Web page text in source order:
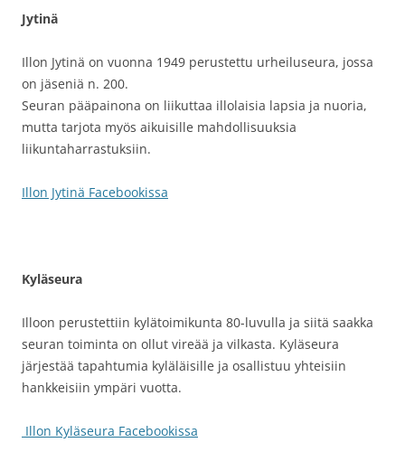
Jytinä
Illon Jytinä on vuonna 1949 perustettu urheiluseura, jossa
on jäseniä n. 200.
Seuran pääpainona on liikuttaa illolaisia lapsia ja nuoria,
mutta tarjota myös aikuisille mahdollisuuksia
liikuntaharrastuksiin.
Illon Jytinä Facebookissa
Kyläseura
Illoon perustettiin kylätoimikunta 80-luvulla ja siitä saakka
seuran toiminta on ollut vireää ja vilkasta. Kyläseura
järjestää tapahtumia kyläläisille ja osallistuu yhteisiin
hankkeisiin ympäri vuotta.
Illon Kyläseura Facebookissa